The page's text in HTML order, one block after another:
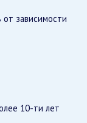
от зависимости
10-ти лет